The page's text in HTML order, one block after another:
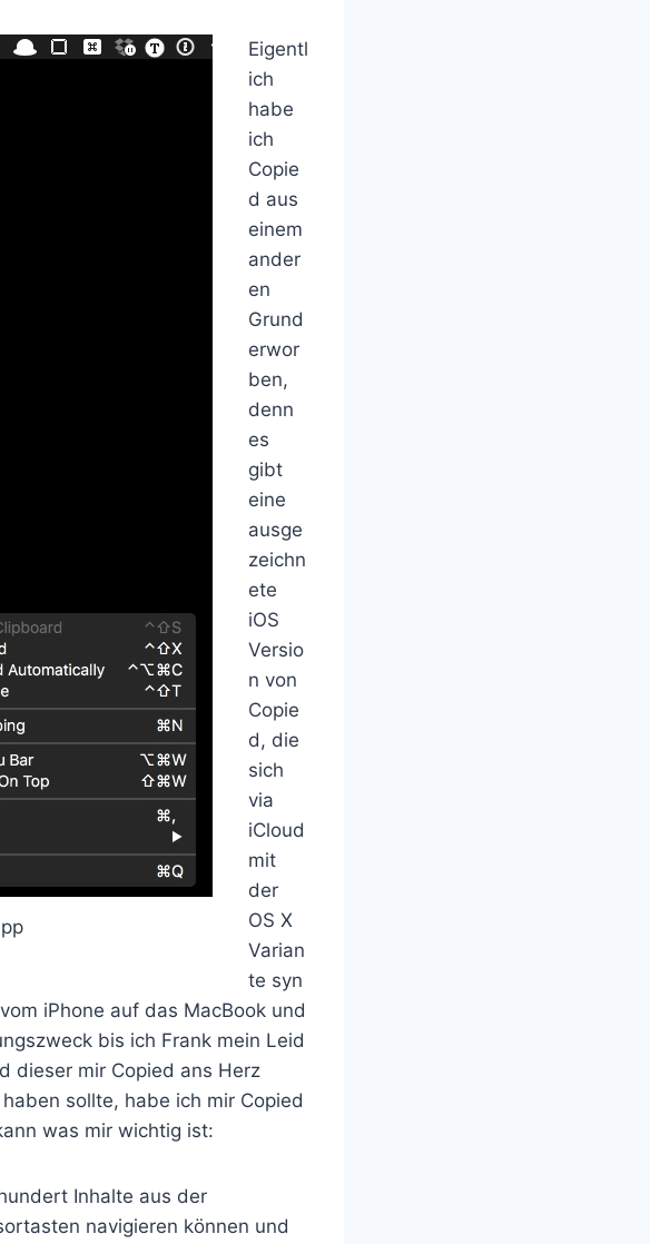
Eigentl
ich
habe
ich
Copie
d aus
einem
ander
en
Grund
erwor
ben,
denn
es
gibt
eine
ausge
zeichn
ete
iOS
Versio
n von
Copie
d, die
sich
via
iCloud
mit
der
OS X
Varian
te syn
iPhone auf das MacBook und
bis ich Frank mein Leid
dieser mir Copied ans Herz
sollte, habe ich mir Copied
was mir wichtig ist:
Inhalte aus der
navigieren können und